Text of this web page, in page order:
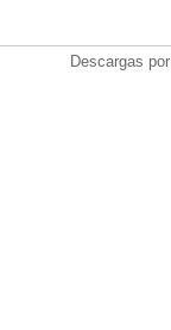
Descargas